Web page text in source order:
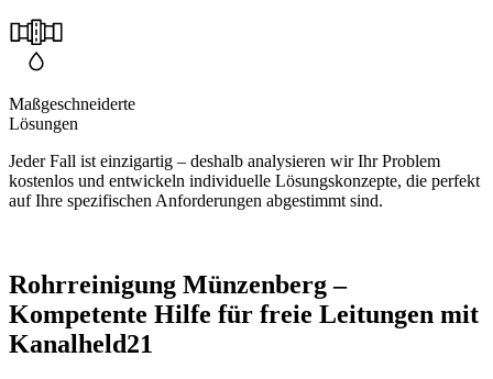
Maßgeschneiderte
Lösungen
Jeder Fall ist einzigartig – deshalb analysieren wir Ihr Problem
kostenlos und entwickeln individuelle Lösungskonzepte, die perfekt
auf Ihre spezifischen Anforderungen abgestimmt sind.
Rohrreinigung Münzenberg –
Kompetente Hilfe für freie Leitungen mit
Kanalheld21